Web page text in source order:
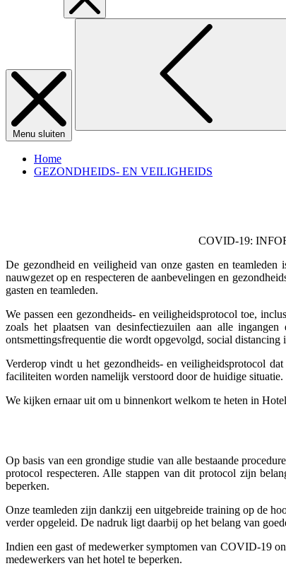
Menu sluiten
Home
GEZONDHEIDS- EN VEILIGHEIDS
COVID-19:
De gezondheid en veiligheid van onze gasten en
nauwgezet op en respecteren de aanbevelingen en
gasten en teamleden.
We passen een gezondheids- en veiligheidsprotocol toe,
zoals het plaatsen van desinfectiezuilen aan alle
ontsmettingsfrequentie die wordt opgevolgd, social distancing
Verderop vindt u het gezondheids- en veiligheidsprotocol
faciliteiten worden namelijk verstoord door de huidige
We kijken ernaar uit om u binnenkort welkom te heten in
Op basis van een grondige studie van alle bestaande
protocol respecteren. Alle stappen van dit protocol zijn
beperken.
Onze teamleden zijn dankzij een uitgebreide training op de
verder opgeleid. De nadruk ligt daarbij op het belang van
Indien een gast of medewerker symptomen van COVID-19
medewerkers van het hotel te beperken.